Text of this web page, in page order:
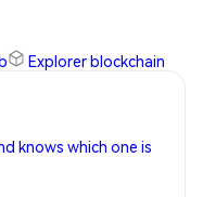
Explorer blockchain
knows which one is